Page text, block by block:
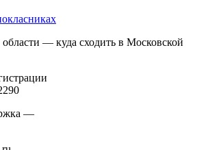
— куда сходить в Московской
—